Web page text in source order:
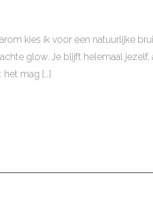
kies ik voor een natuurlijke
glow. Je blijft helemaal jezelf,
mag […]